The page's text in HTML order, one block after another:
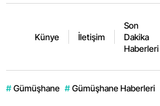
Künye İletişim
Son
Dakika
Haberleri
# Gümüşhane # Gümüşhane Haberleri